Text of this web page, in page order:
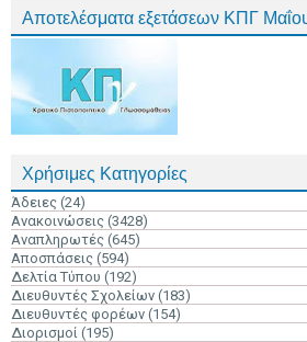
Αποτελέσματα εξετάσεων ΚΠΓ
Χρήσιμες Κατηγορίες
Άδειες (24)
Ανακοινώσεις (3428)
Αναπληρωτές (645)
Αποσπάσεις (594)
Δελτία Τύπου (192)
Διευθυντές Σχολείων (183)
Διευθυντές φορέων (154)
Διορισμοί (195)